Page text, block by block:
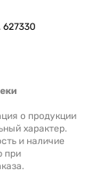
627330
о продукции
характер.
и наличие
при